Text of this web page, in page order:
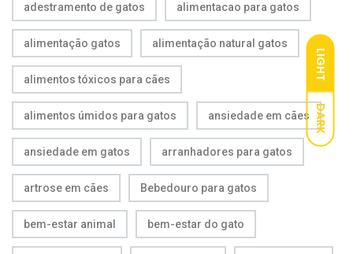
LIGHT
DARK
adestramento de gatos alimentacao para gatos
alimentação gatos alimentação natural gatos
alimentos tóxicos para cães
alimentos úmidos para gatos ansiedade em cães
ansiedade em gatos arranhadores para gatos
artrose em cães Bebedouro para gatos
bem-estar animal bem-estar do gato